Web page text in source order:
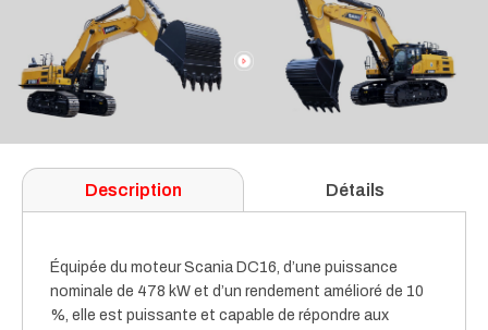
Description Détails
Équipée du moteur Scania DC16, d’une puissance
nominale de 478 kW et d’un rendement amélioré de 10
%, elle est puissante et capable de répondre aux